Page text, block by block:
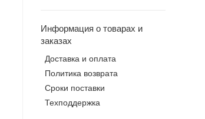
Информация о товарах и
заказах
Доставка и оплата
Политика возврата
Сроки поставки
Техподдержка